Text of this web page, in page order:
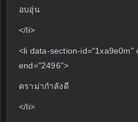
อบอุ่น
</li>
<li data-section-id="1xa9e0m"
end="2496">
ดราม่ากำลังดี
</li>